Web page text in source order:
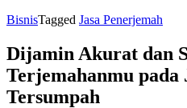
BisnisTagged Jasa Penerjemah
Dijamin Akurat dan
Terjemahanmu pada
Tersumpah